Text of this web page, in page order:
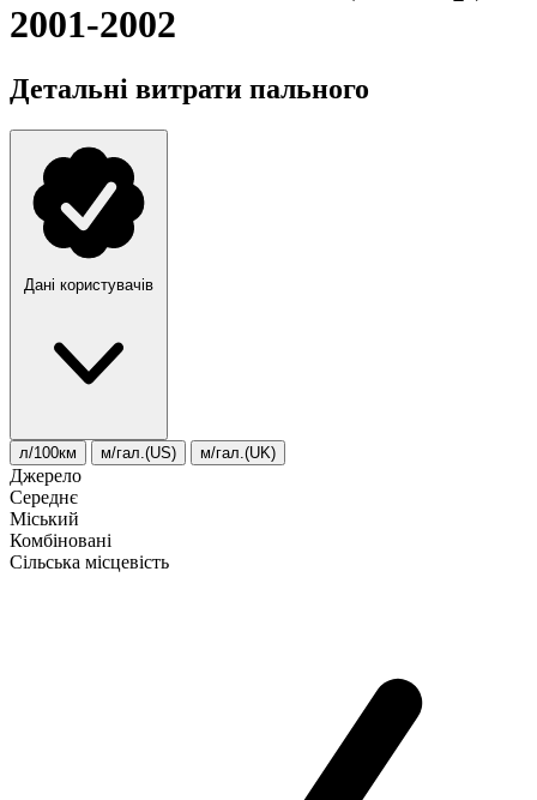
2001-2002
Детальні витрати пального
Дані користувачів
л/100км м/гал.(US) м/гал.(UK)
Джерело
Середнє
Міський
Комбіновані
Сільська місцевість